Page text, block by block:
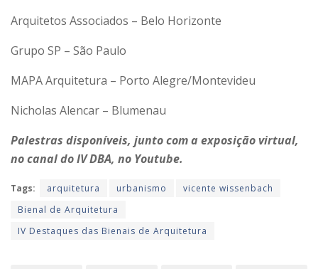
Arquitetos Associados – Belo Horizonte
Grupo SP – São Paulo
MAPA Arquitetura – Porto Alegre/Montevideu
Nicholas Alencar – Blumenau
Palestras disponíveis, junto com a exposição virtual,
no canal do IV DBA, no Youtube.
Tags: arquitetura urbanismo
vicente wissenbach
Bienal de Arquitetura
IV Destaques das Bienais de Arquitetura